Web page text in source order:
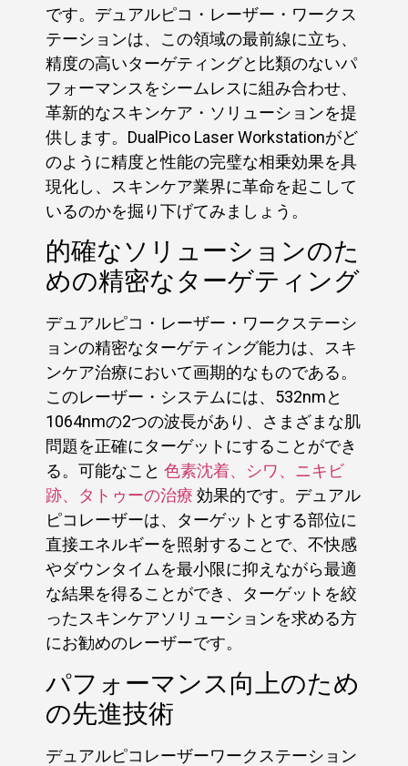
です。デュアルピコ・レーザー・ワークス
テーションは、この領域の最前線に立ち、
精度の高いターゲティングと比類のないパ
フォーマンスをシームレスに組み合わせ、
革新的なスキンケア・ソリューションを提
供します。DualPico Laser Workstationがど
のように精度と性能の完璧な相乗効果を具
現化し、スキンケア業界に革命を起こして
いるのかを掘り下げてみましょう。
的確なソリューションのた
めの精密なターゲティング
デュアルピコ・レーザー・ワークステーシ
ョンの精密なターゲティング能力は、スキ
ンケア治療において画期的なものである。
このレーザー・システムには、532nmと
1064nmの2つの波長があり、さまざまな肌
問題を正確にターゲットにすることができ
る。可能なこと 色素沈着、シワ、ニキビ
跡、タトゥーの治療 効果的です。デュアル
ピコレーザーは、ターゲットとする部位に
直接エネルギーを照射することで、不快感
やダウンタイムを最小限に抑えながら最適
な結果を得ることができ、ターゲットを絞
ったスキンケアソリューションを求める方
にお勧めのレーザーです。
パフォーマンス向上のため
の先進技術
デュアルピコレーザーワークステーション